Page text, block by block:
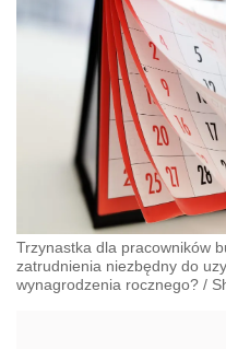
Trzynastka dla pracowników
zatrudnienia niezbędny do
wynagrodzenia rocznego? /